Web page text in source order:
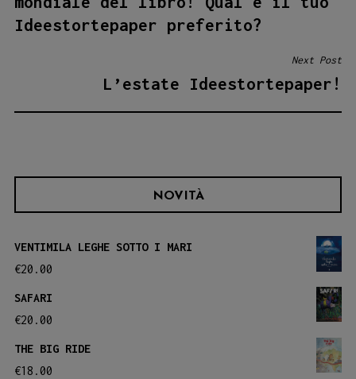
Ideestortepaper preferito?
Next Post
L’estate Ideestortepaper!
NOVITÀ
VENTIMILA LEGHE SOTTO I MARI
€20.00
SAFARI
€20.00
THE BIG RIDE
€18.00